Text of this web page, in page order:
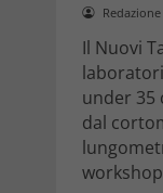
Il Nuovi
under 35
dal